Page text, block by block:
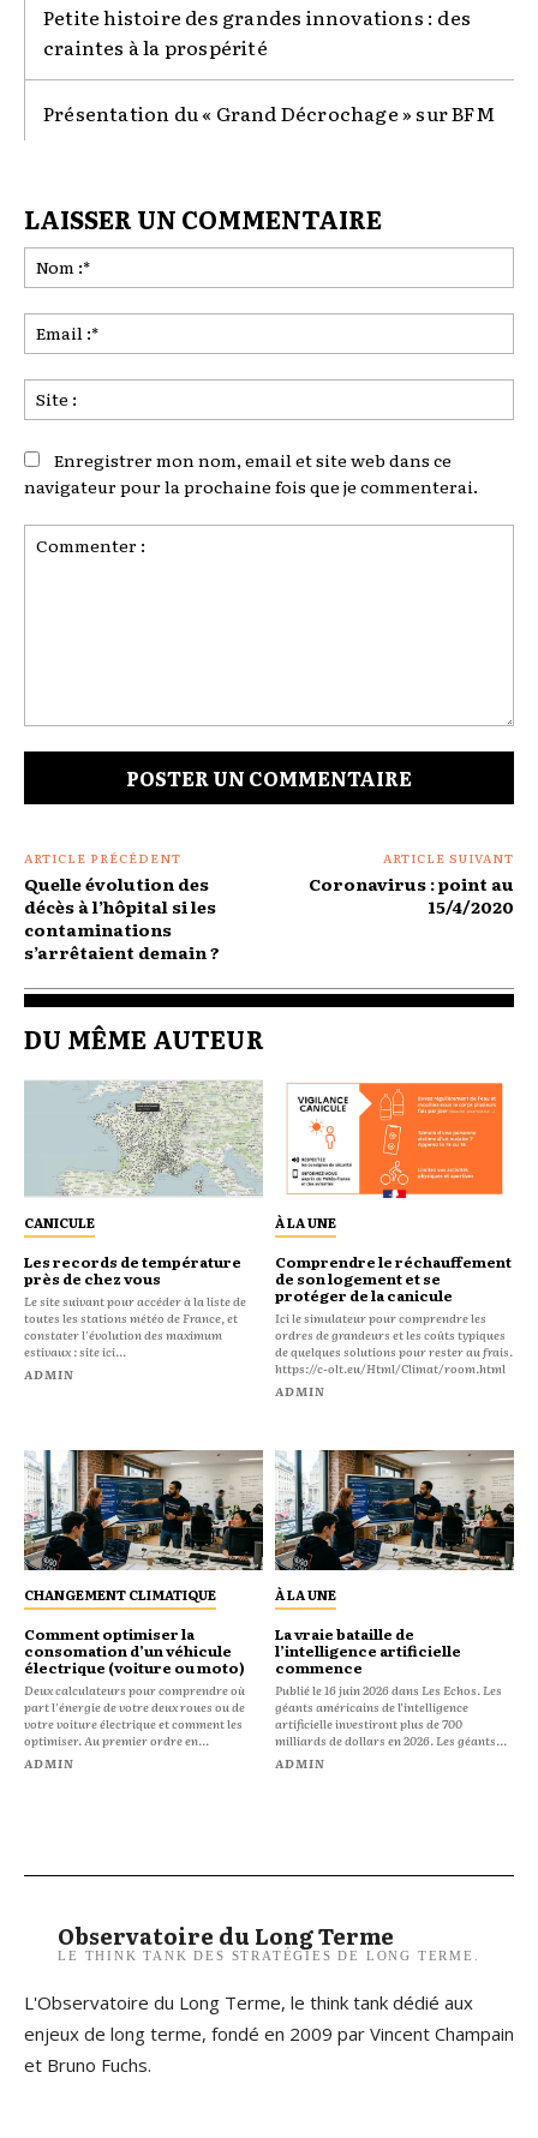
Petite histoire des grandes innovations : des
craintes à la prospérité
Présentation du « Grand Décrochage » sur BFM
LAISSER UN COMMENTAIRE
:*
:*
:
Enregistrer mon nom, email et site web dans ce
navigateur pour la prochaine fois que je commenterai.
ARTICLE PRÉCÉDENT
Quelle évolution des
décès à l’hôpital si les
contaminations
s’arrêtaient demain ?
ARTICLE SUIVANT
Coronavirus : point au
15/4/2020
DU MÊME AUTEUR
CANICULE
Les records de température
près de chez vous
Le site suivant pour accéder à la liste de
toutes les stations météo de France, et
constater l'évolution des maximum
estivaux : site ici...
ADMIN
À LA UNE
Comprendre le réchauffement
de son logement et se
protéger de la canicule
Ici le simulateur pour comprendre les
ordres de grandeurs et les coûts typiques
de quelques solutions pour rester au frais.
https://c-olt.eu/Html/Climat/room.html
ADMIN
CHANGEMENT CLIMATIQUE
Comment optimiser la
consomation d’un véhicule
électrique (voiture ou moto)
Deux calculateurs pour comprendre où
part l'énergie de votre deux roues ou de
votre voiture électrique et comment les
optimiser. Au premier ordre en...
ADMIN
À LA UNE
La vraie bataille de
l’intelligence artificielle
commence
Publié le 16 juin 2026 dans Les Echos. Les
géants américains de l’intelligence
artificielle investiront plus de 700
milliards de dollars en 2026. Les géants...
ADMIN
Observatoire du Long Terme
LE THINK TANK DES STRATÉGIES DE LONG TERME.
L'Observatoire du Long Terme, le think tank dédié aux
enjeux de long terme, fondé en 2009 par Vincent Champain
et Bruno Fuchs.